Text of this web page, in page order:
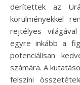
derítettek az
körülményekkel
rejtélyes
egyre inkább a
potenciálisan
számára. A
felszíni